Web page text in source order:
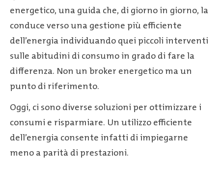
energetico, una guida che, di giorno in giorno, la
conduce verso una gestione più efficiente
dell’energia individuando quei piccoli interventi
sulle abitudini di consumo in grado di fare la
differenza. Non un broker energetico ma un
punto di riferimento.
Oggi, ci sono diverse soluzioni per ottimizzare i
consumi e risparmiare. Un utilizzo efficiente
dell’energia consente infatti di impiegarne
meno a parità di prestazioni.